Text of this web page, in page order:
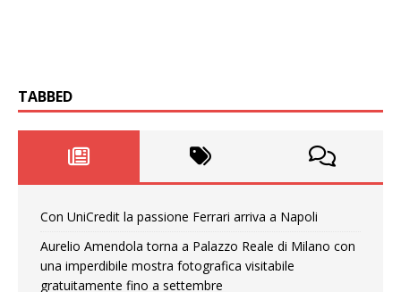
TABBED
Con UniCredit la passione Ferrari arriva a Napoli
Aurelio Amendola torna a Palazzo Reale di Milano con
una imperdibile mostra fotografica visitabile
gratuitamente fino a settembre